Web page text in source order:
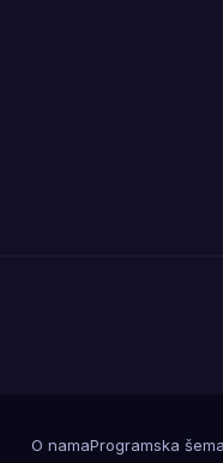
O namaProgramska šema